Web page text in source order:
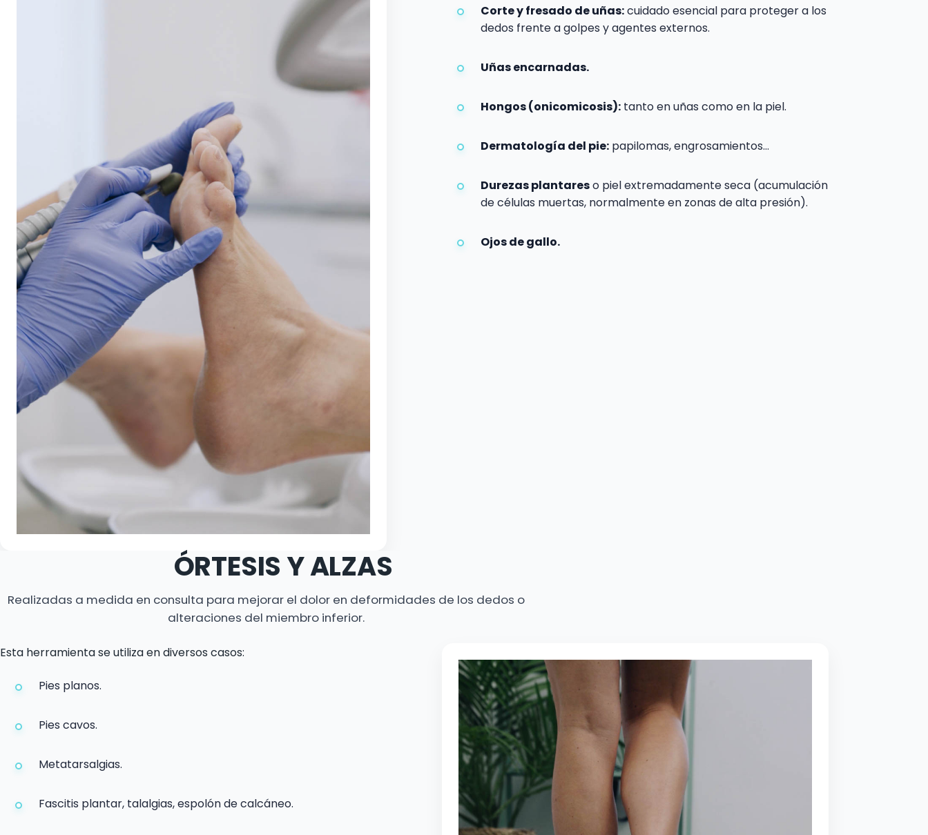
Corte y fresado de uñas:cuidado esencial para proteger a los
dedos frente a golpes y agentes externos.
Uñas encarnadas.
Hongos (onicomicosis): tanto en uñas como en la piel.
Dermatología del pie: papilomas, engrosamientos…
Durezas plantareso piel extremadamente seca (acumulación
de células muertas, normalmente en zonas de alta presión).
Ojos de gallo.
ÓRTESIS Y ALZAS
Realizadas a medida en consulta para mejorar el dolor en deformidades de los dedos o
alteraciones del miembro inferior.
Esta herramienta se utiliza en diversos casos:
Pies planos.
Pies cavos.
Metatarsalgias.
Fascitis plantar, talalgias, espolón de calcáneo.